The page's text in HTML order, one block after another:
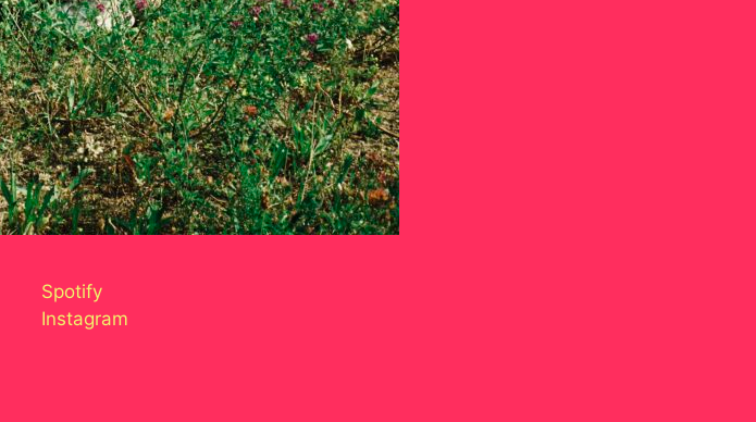
Spotify
Instagram